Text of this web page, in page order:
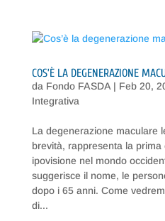
COS’È LA DEGENERAZIONE
da Fondo FASDA| Feb 20,
Integrativa
La degenerazione maculare
brevità, rappresenta la prima
ipovisione nel mondo
suggerisce il nome, le
dopo i 65 anni. Come
di...